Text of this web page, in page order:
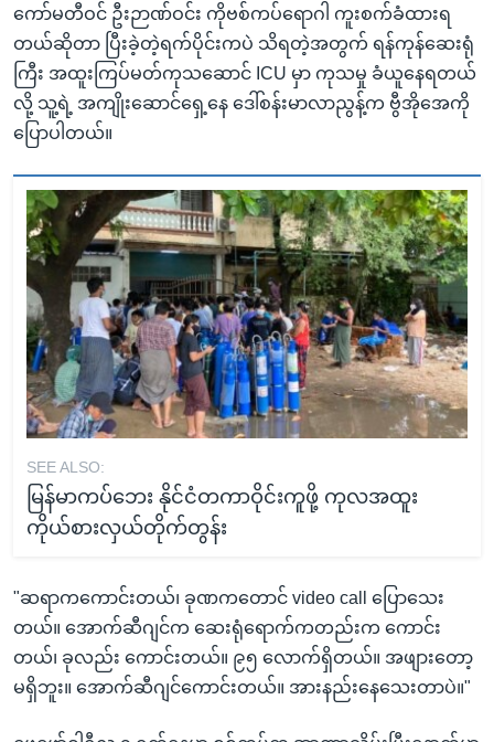
ကော်မတီဝင် ဦးဉာဏ်ဝင်း ကိုဗစ်ကပ်ရောဂါ ကူးစက်ခံထားရ
တယ်ဆိုတာ ပြီးခဲ့တဲ့ရက်ပိုင်းကပဲ သိရတဲ့အတွက် ရန်ကုန်ဆေးရုံ
ကြီး အထူးကြပ်မတ်ကုသဆောင် ICU မှာ ကုသမှု ခံယူနေရတယ်
လို့ သူ့ရဲ့ အကျိုးဆောင်ရှေ့နေ ဒေါ်စန်းမာလာညွန့်က ဗွီအိုအေကို
ပြောပါတယ်။
SEE ALSO:
မြန်မာကပ်ဘေး နိုင်ငံတကာဝိုင်းကူဖို့ ကုလအထူး
ကိုယ်စားလှယ်တိုက်တွန်း
"ဆရာကကောင်းတယ်၊ ခုဏကတောင် video call ပြောသေး
တယ်။ အောက်ဆီဂျင်က ဆေးရုံရောက်ကတည်းက ကောင်း
တယ်၊ ခုလည်း ကောင်းတယ်။ ၉၅ လောက်ရှိတယ်။ အဖျားတော့
မရှိဘူး။ အောက်ဆီဂျင်ကောင်းတယ်။ အားနည်းနေသေးတာပဲ။"